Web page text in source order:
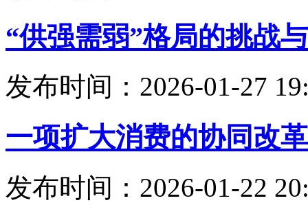
“供强需弱”格局的挑战
发布时间：2026-01-27
一项扩大消费的协同改
发布时间：2026-01-22